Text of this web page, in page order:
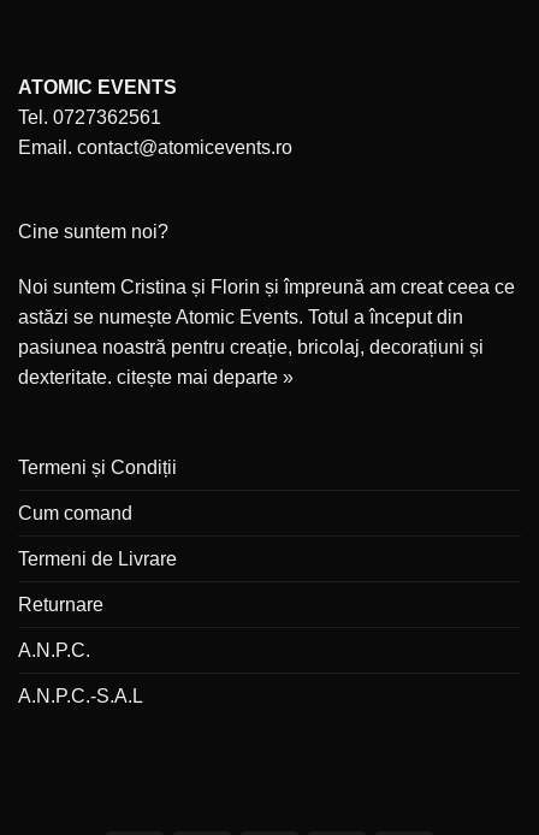
ATOMIC EVENTS
Tel. 0727362561
Email. contact@atomicevents.ro
Cine suntem noi?
Noi suntem Cristina și Florin și împreună am creat ceea ce
astăzi se numește Atomic Events. Totul a început din
pasiunea noastră pentru creație, bricolaj, decorațiuni și
dexteritate. citește mai departe »
Termeni și Condiții
Cum comand
Termeni de Livrare
Returnare
A.N.P.C.
A.N.P.C.-S.A.L